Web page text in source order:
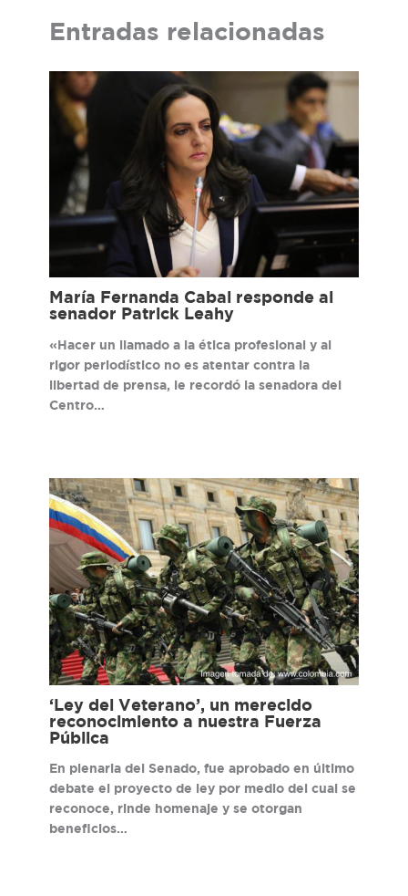
Entradas relacionadas
María Fernanda Cabal responde al
senador Patrick Leahy
«Hacer un llamado a la ética profesional y al
rigor periodístico no es atentar contra la
libertad de prensa, le recordó la senadora del
Centro…
‘Ley del Veterano’, un merecido
reconocimiento a nuestra Fuerza
Pública
En plenaria del Senado, fue aprobado en último
debate el proyecto de ley por medio del cual se
reconoce, rinde homenaje y se otorgan
beneficios…